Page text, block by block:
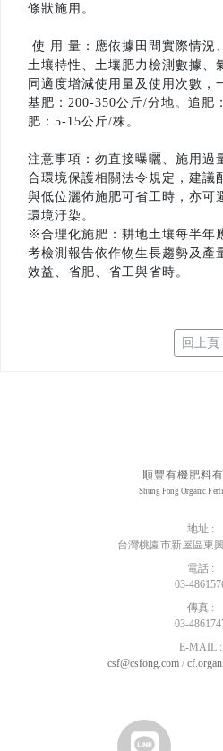
條狀施用。
使 用 量：應依據田間實際情況
土壤特性、土壤肥力檢測數據、
同適度增減使用量及使用次數，
基肥：200-350公斤/分地。追肥
肥：5-15公斤/株。
注意事項：勿直接曝曬、施用過
合環境保護相關法令規定，建議
與低位灑佈施肥可省工時，亦可
環境汙染。
※合理化施肥：耕地土壤每半年
考檢測報告依作物生長趨勢及產
效益、省肥、省工與省時。
回上頁
順豐有機肥料
Shung Fong Organic
地址 :
台灣桃園市新屋區東
電話 :
03-
傳真 :
03-
E-MAIL :
csf@csfong.com/